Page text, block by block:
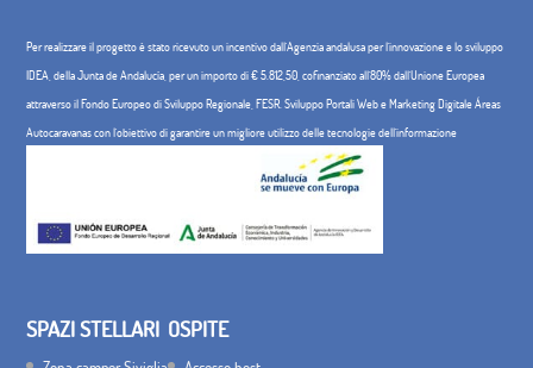
Per realizzare il progetto è stato ricevuto un incentivo dall'Agenzia andalusa per l'innovazione e lo sviluppo
IDEA, della Junta de Andalucía, per un importo di € 5.812,50, cofinanziato all'80% dall'Unione Europea
attraverso il Fondo Europeo di Sviluppo Regionale, FESR. Sviluppo Portali Web e Marketing Digitale Áreas
Autocaravanas con l'obiettivo di garantire un migliore utilizzo delle tecnologie dell'informazione
SPAZI STELLARI OSPITE